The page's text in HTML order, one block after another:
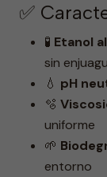
✅
🧪 Etanol
sin
💧 pH
🫧
uniforme
🌱
entorno